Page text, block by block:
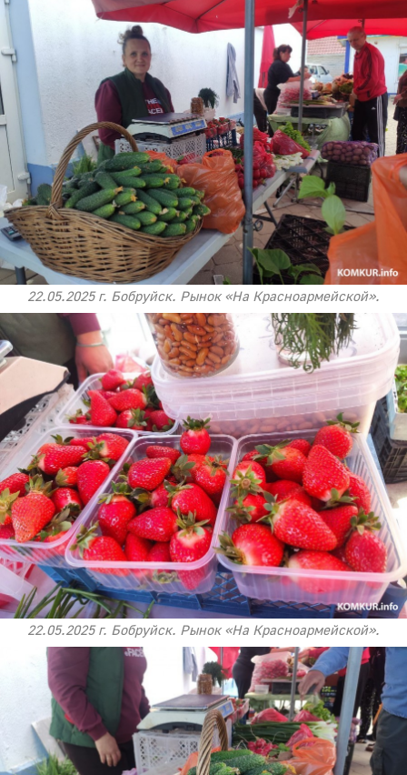
22.05.2025 г. Бобруйск. Рынок «На Красноармейской».
22.05.2025 г. Бобруйск. Рынок «На Красноармейской».